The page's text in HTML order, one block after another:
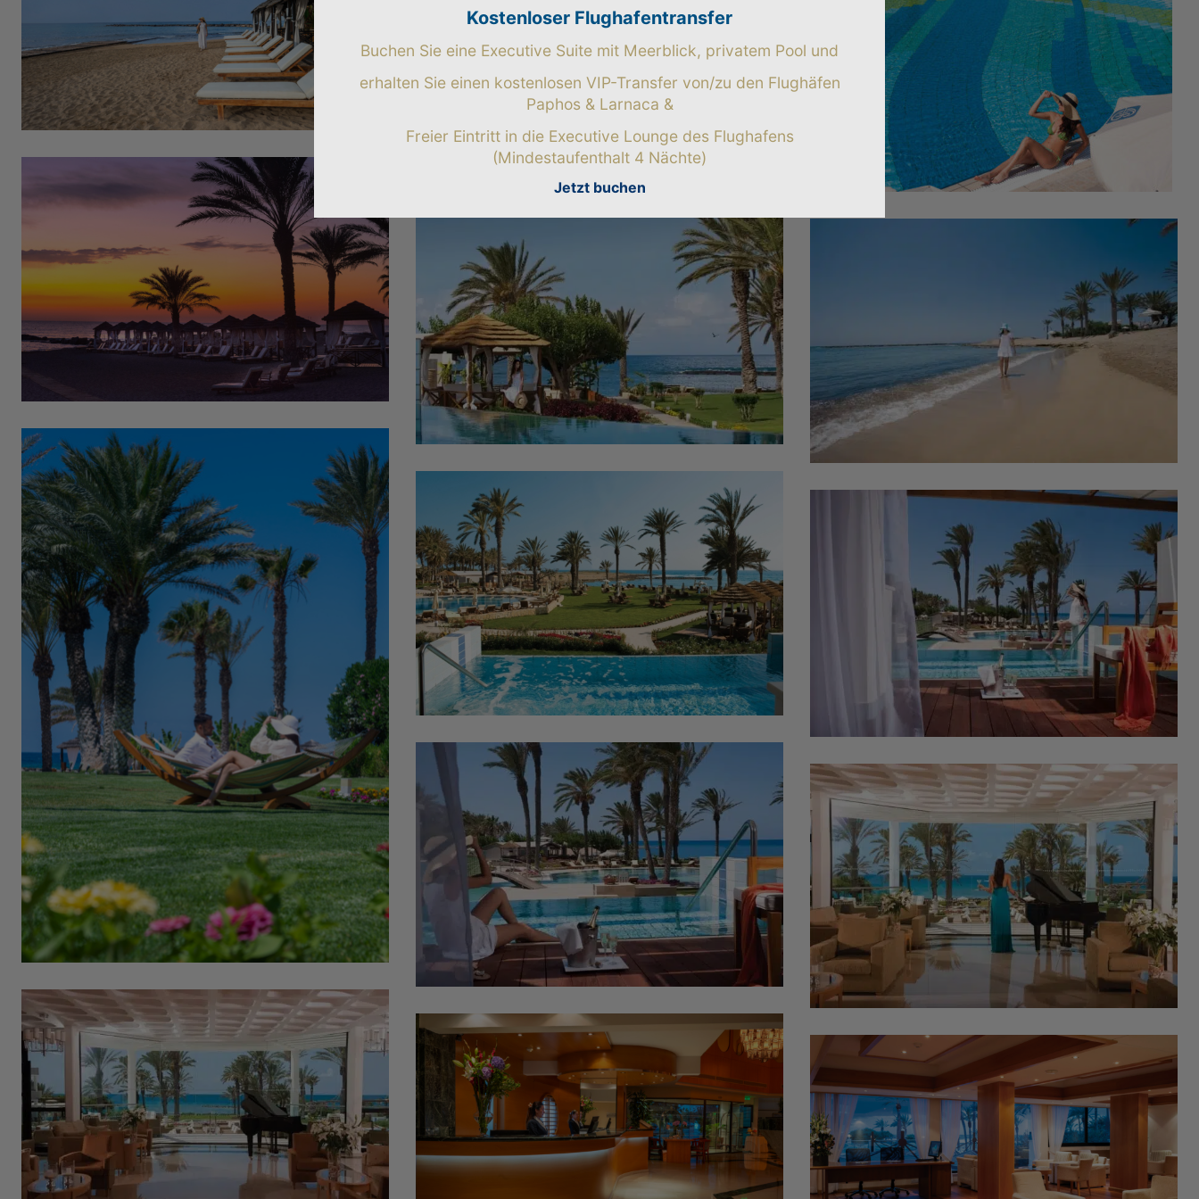
IDEAL FÜR
WELLNESS HOLIDAYS
FLITTERWOCHEN-FERIEN
Kostenloser Flughafentransfer
Buchen Sie eine Executive Suite mit Meerblick, privatem Pool und
erhalten Sie einen kostenlosen VIP-Transfer von/zu den Flughäfen
Paphos & Larnaca &
Freier Eintritt in die Executive Lounge des Flughafens
(Mindestaufenthalt 4 Nächte)
Jetzt buchen